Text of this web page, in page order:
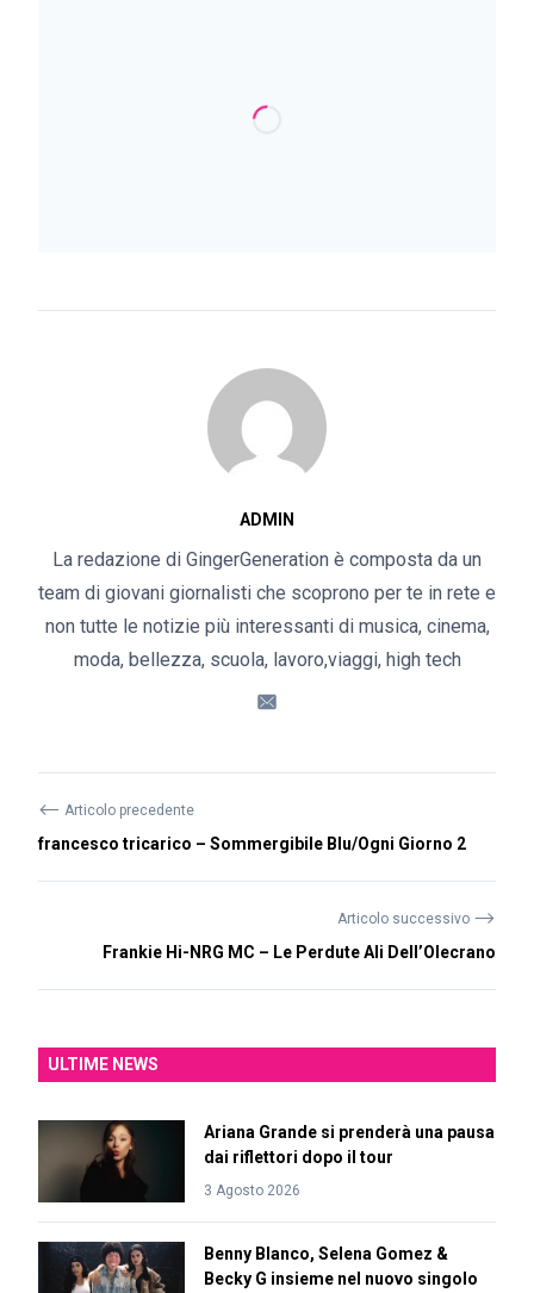
ADMIN
La redazione di GingerGeneration è composta da un
team di giovani giornalisti che scoprono per te in rete e
non tutte le notizie più interessanti di musica, cinema,
moda, bellezza, scuola, lavoro,viaggi, high tech
⟵ Articolo precedente
francesco tricarico – Sommergibile Blu/Ogni Giorno 2
Articolo successivo ⟶
Frankie Hi-NRG MC – Le Perdute Ali Dell’Olecrano
ULTIME NEWS
Ariana Grande si prenderà una pausa
dai riflettori dopo il tour
3 Agosto 2026
Benny Blanco, Selena Gomez &
Becky G insieme nel nuovo singolo